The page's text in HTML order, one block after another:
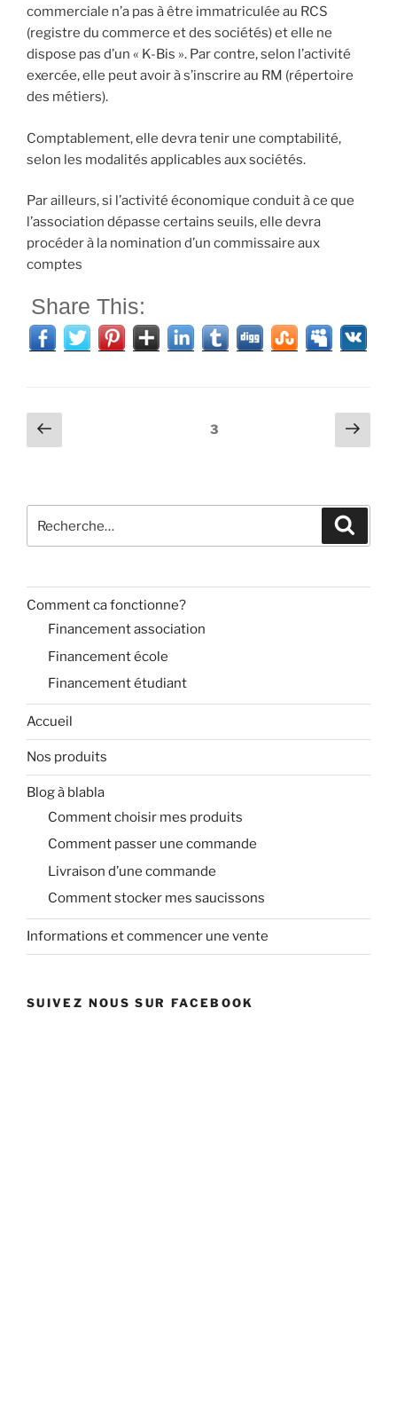
commerciale n’a pas à être immatriculée au RCS
(registre du commerce et des sociétés) et elle ne
dispose pas d’un « K-Bis ». Par contre, selon l’activité
exercée, elle peut avoir à s’inscrire au RM (répertoire
des métiers).
Comptablement, elle devra tenir une comptabilité,
selon les modalités applicables aux sociétés.
Par ailleurs, si l’activité économique conduit à ce que
l’association dépasse certains seuils, elle devra
procéder à la nomination d’un commissaire aux
comptes
Share This:
Navigation
des
Page
précédente
Page3
Page
pour
Comment ca fonctionne?
Financement association
Financement école
Financement étudiant
Accueil
Nos produits
Blog à blabla
Comment choisir mes produits
Comment passer une commande
Livraison d’une commande
Comment stocker mes saucissons
Informations et commencer une vente
SUIVEZ NOUS SUR FACEBOOK